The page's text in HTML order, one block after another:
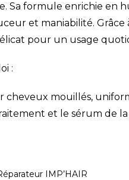
Sa formule enrichie en
et maniabilité.
pour un usage
:
cheveux mouillés,
et le sérum de
IMP’HAIR